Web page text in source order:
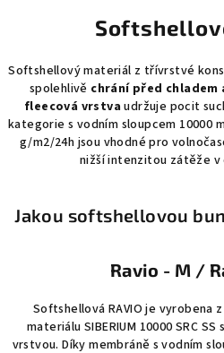
Softshellový materiál z třívrstvé
spolehlivě chrání před chladem
fleecová vrstva udržuje pocit
kategorie s vodním sloupcem 10000
g/m2/24h jsou vhodné pro
nižší intenzitou zátěže v
Jakou softshellovou
Ravio - M /
Softshellová RAVIO je vyrobena
materiálu SIBERIUM 10000 SRC
vrstvou. Díky membráně s vodním